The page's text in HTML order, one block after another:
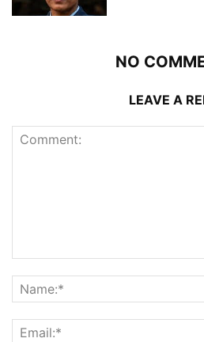
NO
LEAVE A